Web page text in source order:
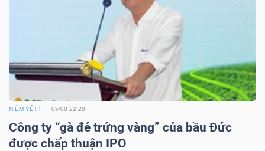
NIÊM YẾT 05/08 22:28
Công ty “gà đẻ trứng vàng” của bầu Đức
được chấp thuận IPO
CỤ
TƯ